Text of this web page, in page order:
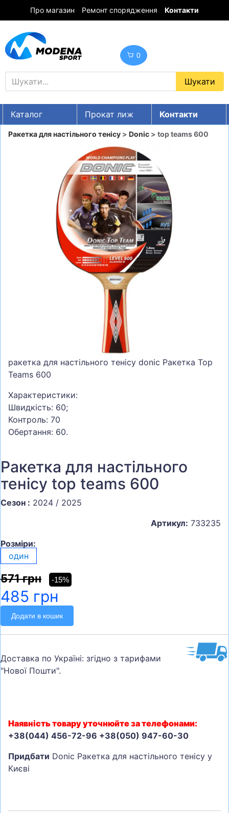
Про магазин Ремонт спорядження Контакти
0
Каталог Прокат лиж
Контакти
UA RU EN
ГІРСЬКІ ЛИЖІ
СНОУБОРДИ
ШОЛОМИ, ЗАХИСТ, ОКУЛЯРИ
БІГ, ФІТНЕС, М'ЯЧІ
ВОДНІ ВИДИ СПОРТУ
ТУРИЗМ
Ракетка для настільного тенісу > Donic > top teams 600
ракетка для настільного тенісу donic Ракетка Top
Teams 600
Характеристики:
Швидкість: 60;
Контроль: 70
Обертання: 60.
Ракетка для настільного
тенісу top teams 600
Сезон : 2024 / 2025
Артикул: 733235
Розміри:
один
571 грн -15%
485 грн
Додати в кошик
Доставка по Україні: згідно з тарифами
"Нової Пошти".
Наявність товару уточнюйте за телефонами:
+38(044) 456-72-96 +38(050) 947-60-30
Придбати Donic Ракетка для настільного тенісу у
Києві